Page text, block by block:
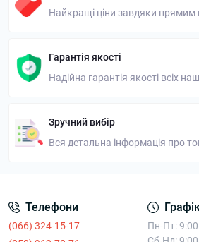
Найкращі ціни завдяки
Гарантія якості
Надійна гарантія якості всіх
Зручний вибір
Вся детальна інформація про
Телефони
(066) 324-15-17
Пн-Пт: